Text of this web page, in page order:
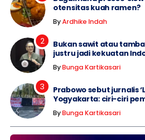
otensitas kuah ramen?
ByArdhike Indah
Bukan sawit atau
justru jadi kekuatan
ByBunga Kartikasari
Prabowo sebut jurnalis
Yogyakarta: ciri-ciri
ByBunga Kartikasari